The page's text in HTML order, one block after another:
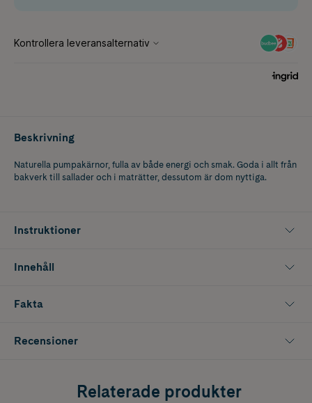
Beskrivning
Naturella pumpakärnor, fulla av både energi och smak. Goda i allt från
bakverk till sallader och i maträtter, dessutom är dom nyttiga.
Instruktioner
Innehåll
Fakta
Recensioner
Relaterade produkter